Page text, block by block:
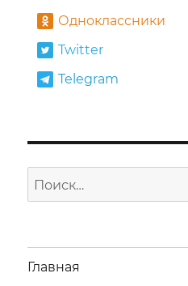
Одноклассники
Twitter
Telegram
Искать:
Главная